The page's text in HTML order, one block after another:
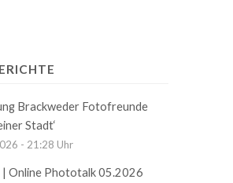
Brackweder Fotofreunde
Stadt‘
- 21:28 Uhr
| Online Phototalk 05.2026